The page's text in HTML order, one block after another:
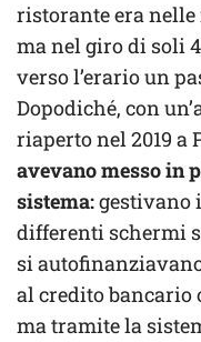
ristorante era nelle
ma nel giro di soli
verso l’erario un
Dopodiché, con
riaperto nel 2019 a
avevano messo in
sistema:gestivano
differenti schermi
si
al credito bancario
ma tramite la